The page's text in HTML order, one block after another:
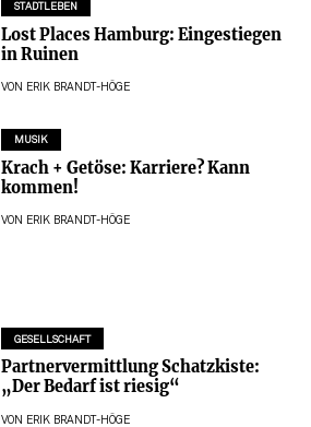
STADTLEBEN
Lost Places Hamburg: Eingestiegen
in Ruinen
VON ERIK BRANDT-HÖGE
MUSIK
Krach + Getöse: Karriere? Kann
kommen!
VON ERIK BRANDT-HÖGE
GESELLSCHAFT
Partnervermittlung Schatzkiste:
„Der Bedarf ist riesig“
VON ERIK BRANDT-HÖGE